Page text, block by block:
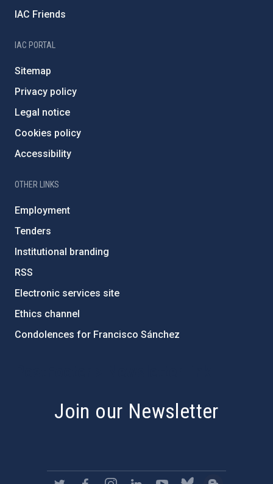
IAC Friends
IAC PORTAL
Sitemap
Privacy policy
Legal notice
Cookies policy
Accessibility
OTHER LINKS
Employment
Tenders
Institutional branding
RSS
Electronic services site
Ethics channel
Condolences for Francisco Sánchez
Join our Newsletter